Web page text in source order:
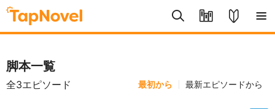
脚本一覧
全3エピソード 最初から 最新エピソードから